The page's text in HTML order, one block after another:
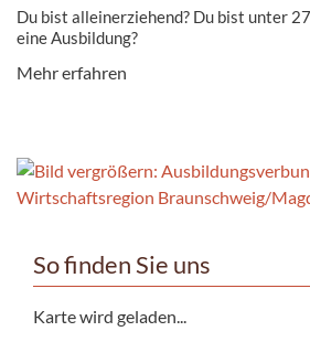
Du bist alleinerziehend? Du bist unter
eine Ausbildung?
Mehr erfahren
So finden Sie uns
Karte wird geladen...